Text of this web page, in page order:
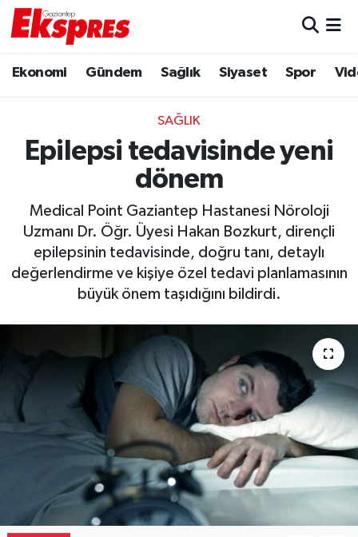
Ekonomi Gündem Sağlık Siyaset Spor
SAĞLIK
Epilepsi tedavisinde yeni
dönem
Medical Point Gaziantep Hastanesi Nöroloji
Uzmanı Dr. Öğr. Üyesi Hakan Bozkurt, dirençli
epilepsinin tedavisinde, doğru tanı, detaylı
değerlendirme ve kişiye özel tedavi planlamasının
büyük önem taşıdığını bildirdi.
Ekonomi
Gaziantep son dakika
Gündem
Haberler
Kültür Sanat
Piyasa
Resmi İlanlar
Sağlık
Trafik Durumu
Puan Durumu ve Fikstür
Tüm Manşetler
Son Dakika Haberleri
Haber Arşivi